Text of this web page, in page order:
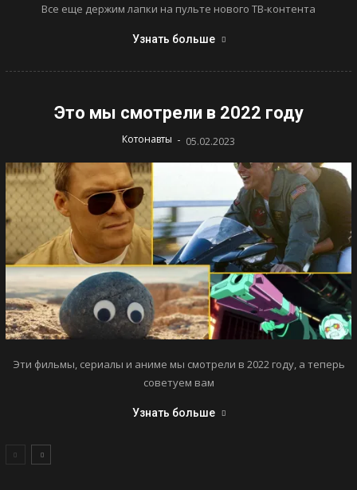
Все еще держим лапки на пульте нового ТВ-контента
Узнать больше
Это мы смотрели в 2022 году
Котонавты - 05.02.2023
Эти фильмы, сериалы и аниме мы смотрели в 2022 году, а теперь
советуем вам
Узнать больше